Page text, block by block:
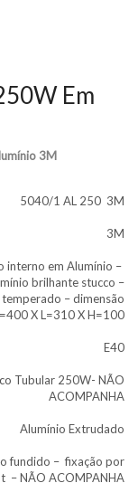
Em
3M
5040/1 AL 250 3M
3M
interno em Alumínio –
brilhante stucco –
– dimensão
X L=310 X H=100
E40
Tubular 250W- NÃO
ACOMPANHA
Alumínio Extrudado
fundido – fixação por
– NÃO ACOMPANHA